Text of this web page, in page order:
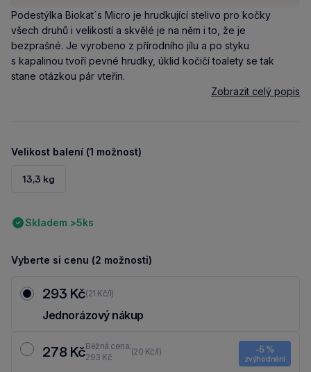
Podestýlka Biokat´s Micro je hrudkující stelivo pro kočky
všech druhů i velikostí a skvělé je na něm i to, že je
bezprašné. Je vyrobeno z přírodního jílu a po styku
s kapalinou tvoří pevné hrudky, úklid kočičí toalety se tak
stane otázkou pár vteřin.
Zobrazit celý popis
Velikost balení (1 možnost)
13,3 kg
Skladem >5ks
Vyberte si cenu (2 možnosti)
293 Kč(21 Kč/l)
Jednorázový nákup
278 KčBěžná cena:
293 Kč
(20 Kč/l) -5 %
zvýhodnění